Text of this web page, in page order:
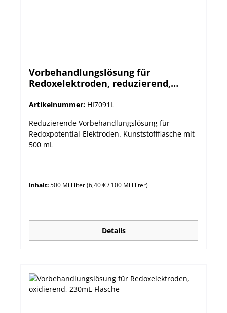
Vorbehandlungslösung für
Redoxelektroden, reduzierend,
Artikelnummer: HI7091L
Reduzierende Vorbehandlungslösung für
Redoxpotential-Elektroden. Kunststoffflasche mit
500 mL
Inhalt:500 Milliliter(6,40 € / 100 Milliliter)
Details